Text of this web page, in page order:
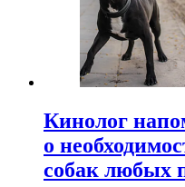
Кинолог
о
собак любых